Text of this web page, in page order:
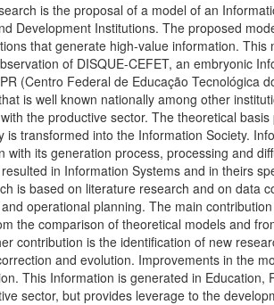
is the proposal of a model of an
Development Institutions. The proposed
that generate high-value information.
of DISQUE-CEFET, an embryonic
(Centro Federal de Educação Tecnológica
is well known nationally among other
the productive sector. The theoretical
is transformed into the Information Society.
with its generation process, processing and
in Information Systems and in theirs
is based on literature research and on data
operational planning. The main
the comparison of theoretical models and
contribution is the identification of new
and evolution. Improvements in the
This Information is generated in
sector, but provides leverage to the